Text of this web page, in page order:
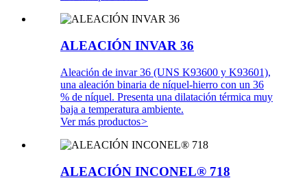
ALEACIÓN INVAR 36
Aleación de invar 36 (UNS K93600 y K93601),
una aleación binaria de níquel-hierro con un 36
% de níquel. Presenta una dilatación térmica muy
baja a temperatura ambiente.
Ver más productos>
ALEACIÓN INCONEL® 718